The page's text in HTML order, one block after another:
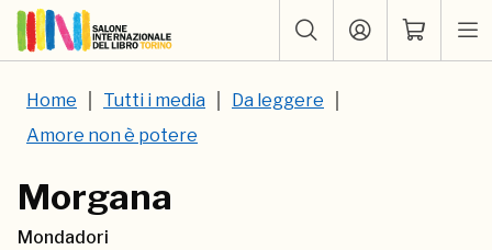
Home Tutti i media
Da leggere
Amore non è potere
Morgana
Mondadori